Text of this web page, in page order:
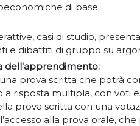
di base.
casi di studio,
e dibattiti di gruppo su
dell'apprendimento:
prova scritta che potrà
a risposta multipla, con voti
prova scritta con una
alla prova orale,